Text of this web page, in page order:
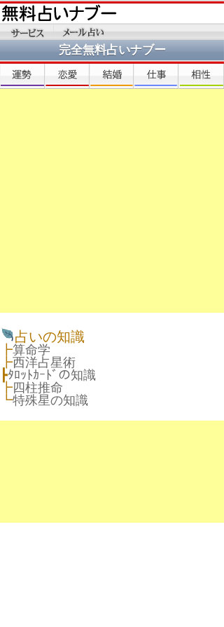
完全無料占いナブー
占いの知識
┣算命学
┣西洋占星術
┣ﾀﾛｯﾄｶｰﾄﾞの知識
┣四柱推命
┗特殊星の知識